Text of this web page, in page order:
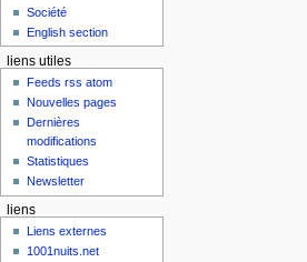
Société
English section
liens utiles
Feeds rss atom
Nouvelles pages
Dernières
modifications
Statistiques
Newsletter
liens
Liens externes
1001nuits.net